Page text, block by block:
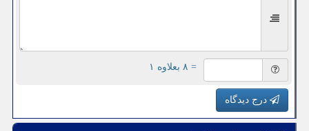
= ۸ بعلاوه ۱
درج دیدگاه